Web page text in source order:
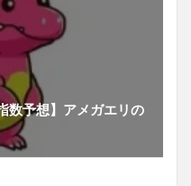
数予想】アメガエリの